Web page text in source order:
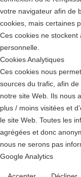
votre navigateur afin de
cookies, mais certaines
Ces cookies ne stockent
personnelle.
Cookies Analytiques
Ces cookies nous
sources du trafic, afin
notre site Web. Ils nous
plus / moins visitées et
le site Web. Toutes les
agrégées et donc
nous ne serons pas
Google Analytics